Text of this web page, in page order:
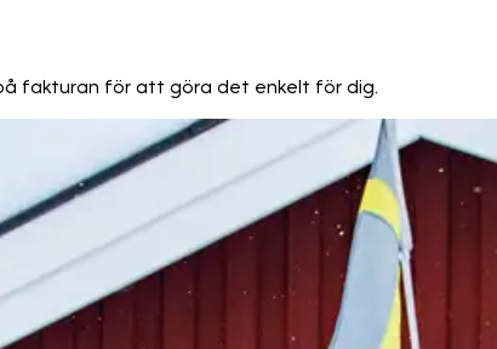
fakturan för att göra det enkelt för dig.